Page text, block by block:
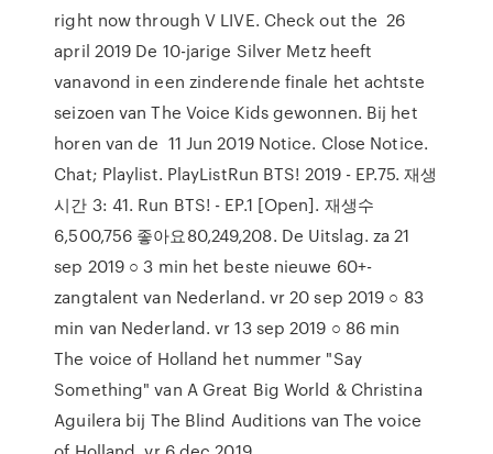
right now through V LIVE. Check out the 26
april 2019 De 10-jarige Silver Metz heeft
vanavond in een zinderende finale het achtste
seizoen van The Voice Kids gewonnen. Bij het
horen van de 11 Jun 2019 Notice. Close Notice.
Chat; Playlist. PlayListRun BTS! 2019 - EP.75. 재생
시간 3: 41. Run BTS! - EP.1 [Open]. 재생수
6,500,756 좋아요80,249,208. De Uitslag. za 21
sep 2019 ○ 3 min het beste nieuwe 60+-
zangtalent van Nederland. vr 20 sep 2019 ○ 83
min van Nederland. vr 13 sep 2019 ○ 86 min
The voice of Holland het nummer "Say
Something" van A Great Big World & Christina
Aguilera bij The Blind Auditions van The voice